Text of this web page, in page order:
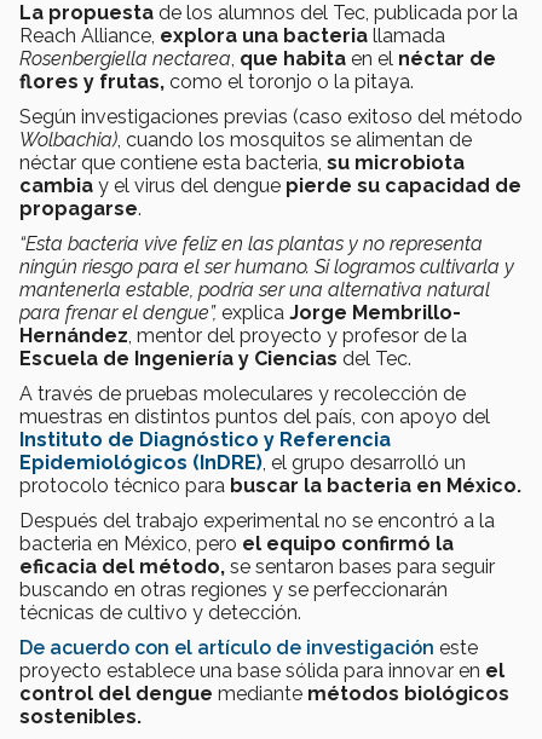
La propuesta de los alumnos del Tec, publicada por la
Reach Alliance, explora una bacteria llamada
Rosenbergiella nectarea, que habita en el néctar de
flores y frutas, como el toronjo o la pitaya.
Según investigaciones previas (caso exitoso del método
Wolbachia), cuando los mosquitos se alimentan de
néctar que contiene esta bacteria, su microbiota
cambia y el virus del dengue pierde su capacidad de
propagarse.
“Esta bacteria vive feliz en las plantas y no representa
ningún riesgo para el ser humano. Si logramos cultivarla y
mantenerla estable, podría ser una alternativa natural
para frenar el dengue”, explica Jorge Membrillo-
Hernández, mentor del proyecto y profesor de la
Escuela de Ingeniería y Ciencias del Tec.
A través de pruebas moleculares y recolección de
muestras en distintos puntos del país, con apoyo del
Instituto de Diagnóstico y Referencia
Epidemiológicos (InDRE), el grupo desarrolló un
protocolo técnico para buscar la bacteria en México.
Después del trabajo experimental no se encontró a la
bacteria en México, pero el equipo confirmó la
eficacia del método, se sentaron bases para seguir
buscando en otras regiones y se perfeccionarán
técnicas de cultivo y detección.
De acuerdo con el artículo de investigación este
proyecto establece una base sólida para innovar en el
control del dengue mediante métodos biológicos
sostenibles.